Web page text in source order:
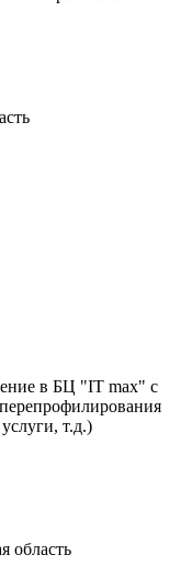
в БЦ "IT max" с
т.д.)
область